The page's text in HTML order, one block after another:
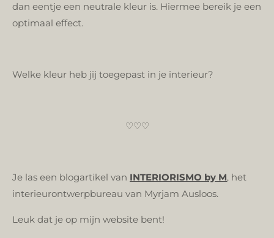
dan eentje een neutrale kleur is. Hiermee bereik je een
optimaal effect.
Welke kleur heb jij toegepast in je interieur?
♡♡♡
Je las een blogartikel van INTERIORISMO by M, het
interieurontwerpbureau van Myrjam Ausloos.
Leuk dat je op mijn website bent!